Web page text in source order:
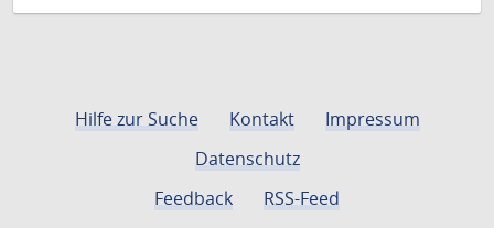
Hilfe zur Suche Kontakt
Impressum
Datenschutz
Feedback
RSS-Feed